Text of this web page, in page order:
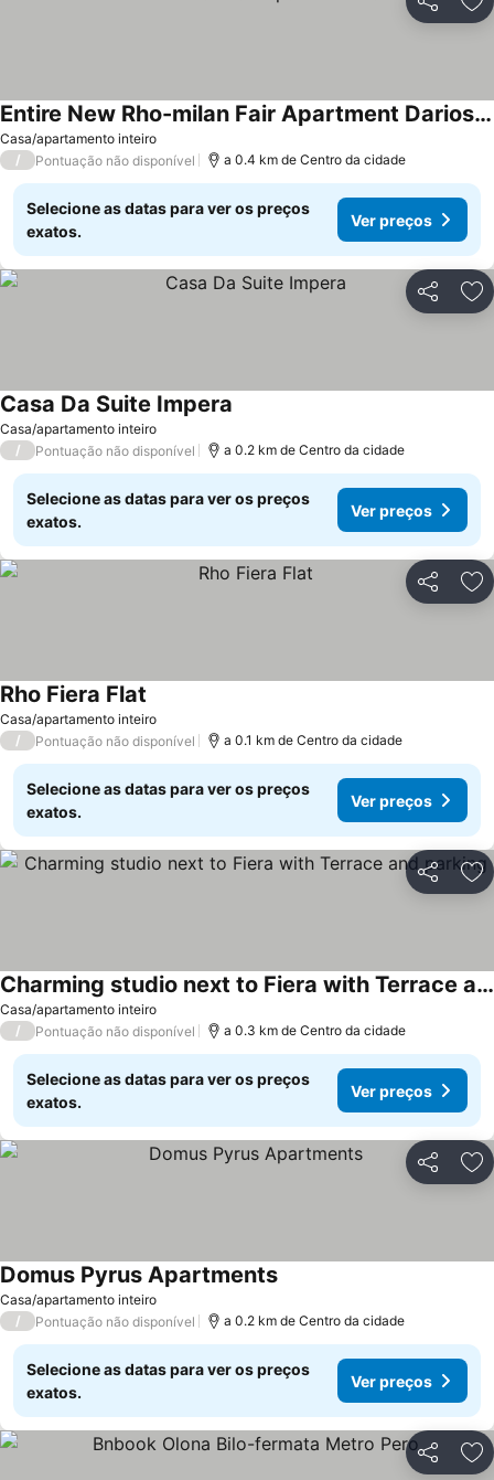
Partilhar
Casa/apartamento inteiro
Entire New Rho-milan Fair Apartment Darios House
/ Pontuação não disponível a 0.4 km de Centro da cidade
Selecione as datas para ver os preços
exatos.
Ver preços
Partilhar
Casa/apartamento inteiro
Casa Da Suite Impera
/ Pontuação não disponível a 0.2 km de Centro da cidade
Selecione as datas para ver os preços
exatos.
Ver preços
Partilhar
Casa/apartamento inteiro
Rho Fiera Flat
/ Pontuação não disponível a 0.1 km de Centro da cidade
Selecione as datas para ver os preços
exatos.
Ver preços
Partilhar
Casa/apartamento inteiro
Charming studio next to Fiera with Terrace and parking
/ Pontuação não disponível a 0.3 km de Centro da cidade
Selecione as datas para ver os preços
exatos.
Ver preços
Partilhar
Casa/apartamento inteiro
Domus Pyrus Apartments
/ Pontuação não disponível a 0.2 km de Centro da cidade
Selecione as datas para ver os preços
exatos.
Ver preços
Partilhar